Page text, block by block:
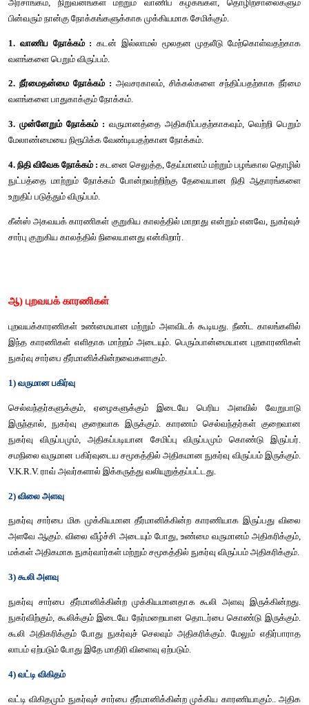
அதிகரிக்கிறது.
கருத்துரை (2)
அதிகரித்த ₹60 கோடி வருமானம் இரண்டாக, நுகர்விற்கும்,
இடையே முறையே பிரிக்கின்றது. (அதாவது ₹50
கோடிகளில்)
வருமானம் அதிகரிக்கும் பொழுது நுகர்வு மற்றும் சேமிப்பு
நுகர்வோ அல்லது சேமிப்போகுறையவில்லை.
இந்த மூன்று கருத்துரைகளும் வரைபடமாக 4.2ல்
வருமானம் மற்றும் நுகர்வை அளவு சமமாக இருப்பதைக்
கருத்துரை (1)
120 லிருந்து 180 ஆக வருமானம் அதிகரிக்கும் பொழுது
170ஆக அதிகரிக்கின்றது. ஆனால் அதிகரித்த நுகர்வு
காட்டிலும் 10 குறைவு. அது சேமிக்கப்படுகிறது.
கருத்துரை (2)
180 லிருந்து 240 ஆக வருமானம் அதிகரிக்கும்
பகுதிகளாக நுகர்வு 170 லிருந்து 220 ஆகவும், சேமிப்பாக 10